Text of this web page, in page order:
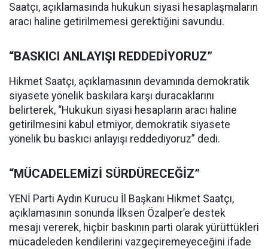
Saatçı, açıklamasında hukukun siyasi hesaplaşmaların
aracı haline getirilmemesi gerektiğini savundu.
“BASKICI ANLAYIŞI REDDEDİYORUZ”
Hikmet Saatçı, açıklamasının devamında demokratik
siyasete yönelik baskılara karşı duracaklarını
belirterek, “Hukukun siyasi hesapların aracı haline
getirilmesini kabul etmiyor, demokratik siyasete
yönelik bu baskıcı anlayışı reddediyoruz” dedi.
“MÜCADELEMİZİ SÜRDÜRECEĞİZ”
YENİ Parti Aydın Kurucu İl Başkanı Hikmet Saatçı,
açıklamasının sonunda İlksen Özalper’e destek
mesajı vererek, hiçbir baskının parti olarak yürüttükleri
mücadeleden kendilerini vazgeçiremeyeceğini ifade